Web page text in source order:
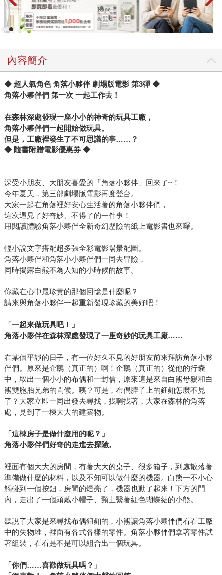
內容簡介
◆ 超人氣角色 角落小夥伴 劇場版電影 第3彈 ◆
角落小夥伴們 第一次 一起工作去！
在森林深處發現一座小小的神奇的玩具工廠，
角落小夥伴們一起開始做玩具。
但是，工廠裡發生了不可思議的事……？
◆ 隨書附贈電影優惠券 ◆
深受小朋友、大朋友喜愛的「角落小夥伴」回來了~！
今年夏天，第三部劇場版電影再度登台。
大家一起在角落裡好安心生活著的角落小夥伴們，
這次遇見了好奇妙、不得了的一件事！
用閱讀體驗角落小夥伴全新奇幻歷險的紙上電影書也來囉。
輕小說文字搭配超多張全彩電影場景配圖。
角落小夥伴和角落小小夥伴們一同去冒險，
同時揭露白熊不為人知的小時候的故事。
你藏在心中最珍貴的那個回憶是什麼呢？
請來與角落小夥伴一起重新發現珍藏的美好吧！
「一起來做玩具吧！」
角落小夥伴在森林深處發現了一座奇妙的玩具工廠……
在某個平靜的日子，有一位好久不見的好朋友前來拜訪角落小夥
伴們。原來是企鵝（真正的）啊！企鵝（真正的）從他的行囊
中，取出一個小小的布偶和一封信，原來這是來自白熊母親和白
熊雙胞胎兄弟的問候。咦？可是，布偶脖子上的鈕釦怎麼不見
了？大家立即一同出發去尋找，找啊找著，大家在森林的角落
處，見到了一棟大大的建築物。
「這棟房子是做什麼用的呢？」
角落小夥伴們好奇的走進去探險。
裡面有個大大的房間，有著大大的桌子、很多箱子，到處散落著
準備做什麼的材料，以及不知可以做什麼的機器。白熊一不小心
觸碰到一個按鈕，房間的燈亮了，機器也動了起來！下方的門
內，走出了一個頭戴小帽子、頸上繫著紅色蝴蝶結的小熊。
聽說了大家是來尋找布偶鈕釦的，小熊讓角落小夥伴們看看工廠
中的失物堆，裡面有各式各樣的零件。角落小夥伴們拿著零件試
著組裝，看看是不是可以組合出一個玩具。
「你們……喜歡做玩具嗎？」